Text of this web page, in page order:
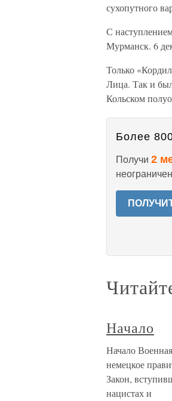
сухопутного
С
Мурманск. 6
Только
Лица. Так и
Кольском
Более
Получи 2
Начало
Начало
немецкое
Закон,
нацистах и